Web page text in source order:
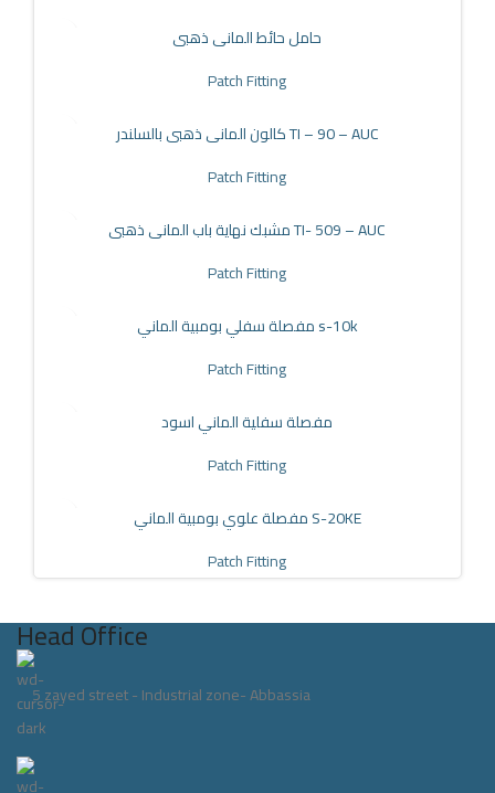
حامل حائط المانى ذهبى
Patch Fitting
كالون المانى ذهبى بالسلندر TI – 90 – AUC
Patch Fitting
مشبك نهاية باب المانى ذهبى TI- 509 – AUC
Patch Fitting
مفصلة سفلي بومبية الماني s-10k
Patch Fitting
مفصلة سفلية الماني اسود
Patch Fitting
مفصلة علوي بومبية الماني S-20KE
Patch Fitting
Head Office
5 zayed street - Industrial zone- Abbassia